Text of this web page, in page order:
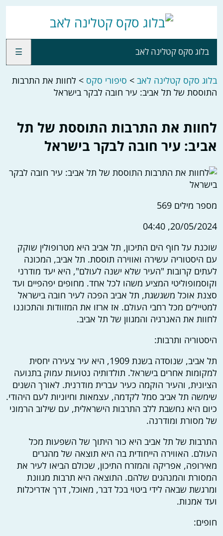
בלוג סקס קטלינה לאב ☰
בלוג סקס קטלינה לאב > סיפורי סקס > לחוות את התרבות
התוססת של תל אביב: עיר חובה לבקר בישראל
לחוות את התרבות התוססת של תל
אביב: עיר חובה לבקר בישראל
מספר מילים 569
20/05/2024, 04:40
שוכנת על חוף הים התיכון, תל אביב היא מטרופולין שוקק
עם היסטוריה עשירה ואווירה תוססת. תל אביב, המכונה
לעתים קרובות "העיר שלא ישנה לעולם", היא יעד מודרני
וקוסמופוליטי המציע משהו לכל אחד. מחופים יפהפיים ועד
סצנת אוכל משגשגת, תל אביב הפכה לעיר חובה בישראל
למטיילים מכל רחבי העולם. אז ארזו את המזוודות והתכוננו
לחוות את האנרגיה והמגוון של תל אביב.
היסטוריה ותרבות:
תל אביב, שנוסדה בשנת 1909, היא עיר צעירה יחסית
למקומות אחרים בישראל. תולדותיה נטועות עמוק בתנועה
הציונית, והעיר הוקמה כעיר עברית מודרנית. לאורך השנים
שימשה תל אביב סמל לקדמה, עצמאות וחיוניות לעם היהודי.
כיום היא נחשבת ללב התרבות הישראלית, עם שילוב הרמוני
של מסורת ומודרנה.
התרבות של תל אביב היא כור היתוך של השפעות מכל
העולם. האווירה הייחודית בה היא תוצאה של מהגרים
מאירופה, אפריקה והמזרח התיכון, שכולם הביאו לעיר את
המסורת והמנהגים שלהם. התוצאה היא תרבות מגוונת
ומרגשת שבאה לידי ביטוי בכל דבר, מאוכל, דרך אדריכלות
ועד אמנות.
חופים: